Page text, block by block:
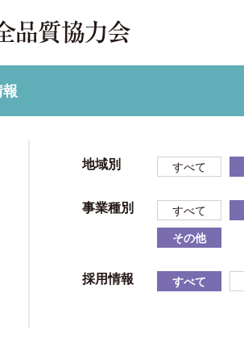
地域別 すべて
事業種別 すべて
その他
採用情報 すべて